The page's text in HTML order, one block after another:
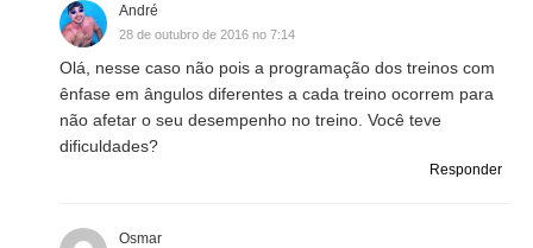
André
28 de outubro de 2016 no 7:14
Olá, nesse caso não pois a programação dos treinos com
ênfase em ângulos diferentes a cada treino ocorrem para
não afetar o seu desempenho no treino. Você teve
dificuldades?
Responder
Osmar